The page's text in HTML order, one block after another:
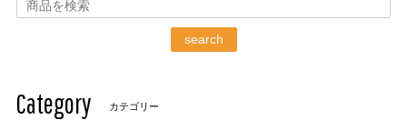
search
Category カテゴリー